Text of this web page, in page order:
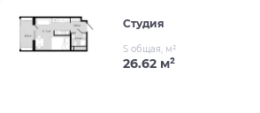
Студия
S общая, м²
26.62 м²